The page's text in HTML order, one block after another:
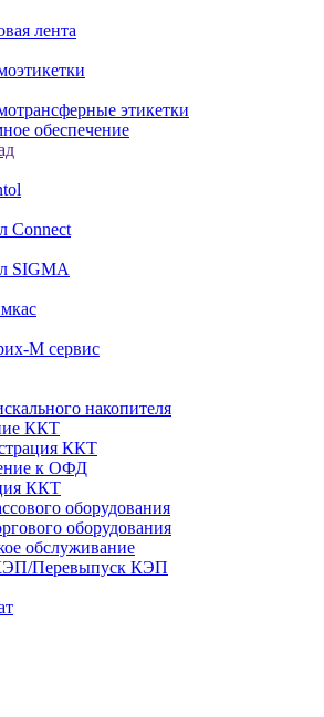
лента
этикетки
обеспечение
Connect
SIGMA
М сервис
накопителя
ККТ
ККТ
к ОФД
ККТ
оборудования
оборудования
обслуживание
Перевыпуск КЭП